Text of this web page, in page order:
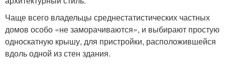
Чаще всего владельцы среднестатистических частных
домов особо «не заморачиваются», и выбирают простую
односкатную крышу, для пристройки, расположившейся
вдоль одной из стен здания.